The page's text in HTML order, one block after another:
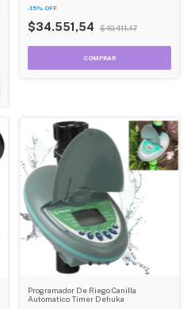
-15% OFF
$34.551,54 $40.411,17
Programador De Riego Canilla
Automatico Timer Dehuka